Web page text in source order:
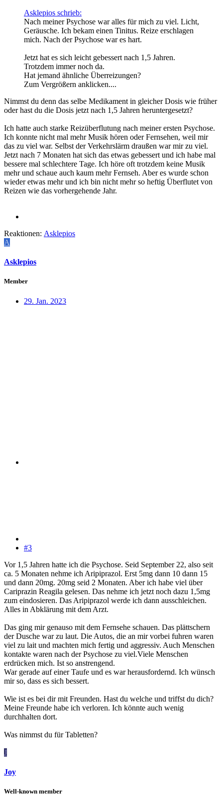
Asklepios schrieb:
Nach meiner Psychose war alles für mich zu viel. Licht,
Geräusche. Ich bekam einen Tinitus. Reize erschlagen
mich. Nach der Psychose war es hart.
Jetzt hat es sich leicht gebessert nach 1,5 Jahren.
Trotzdem immer noch da.
Hat jemand ähnliche Überreizungen?
Zum Vergrößern anklicken....
Nimmst du denn das selbe Medikament in gleicher Dosis wie früher
oder hast du die Dosis jetzt nach 1,5 Jahren heruntergesetzt?
Ich hatte auch starke Reizüberflutung nach meiner ersten Psychose.
Ich konnte nicht mal mehr Musik hören oder Fernsehen, weil mir
das zu viel war. Selbst der Verkehrslärm draußen war mir zu viel.
Jetzt nach 7 Monaten hat sich das etwas gebessert und ich habe mal
bessere mal schlechtere Tage. Ich höre oft trotzdem keine Musik
mehr und schaue auch kaum mehr Fernseh. Aber es wurde schon
wieder etwas mehr und ich bin nicht mehr so heftig Überflutet von
Reizen wie das vorhergehende Jahr.
Reaktionen: Asklepios
A
Asklepios
Member
29. Jan. 2023
#3
Vor 1,5 Jahren hatte ich die Psychose. Seid September 22, also seit
ca. 5 Monaten nehme ich Aripiprazol. Erst 5mg dann 10 dann 15
und dann 20mg. 20mg seid 2 Monaten. Aber ich habe viel über
Cariprazin Reagila gelesen. Das nehme ich jetzt noch dazu 1,5mg
zum eindosieren. Das Aripiprazol werde ich dann ausschleichen.
Alles in Abklärung mit dem Arzt.
Das ging mir genauso mit dem Fernsehe schauen. Das plättschern
der Dusche war zu laut. Die Autos, die an mir vorbei fuhren waren
viel zu lait und machten mich fertig und aggressiv. Auch Menschen
kontakte waren nach der Psychose zu viel.Viele Menschen
erdrücken mich. Ist so anstrengend.
War gerade auf einer Taufe und es war herausfordernd. Ich wünsch
mir so, dass es sich bessert.
Wie ist es bei dir mit Freunden. Hast du welche und triffst du dich?
Meine Freunde habe ich verloren. Ich könnte auch wenig
durchhalten dort.
Was nimmst du für Tabletten?
J
Joy
Well-known member